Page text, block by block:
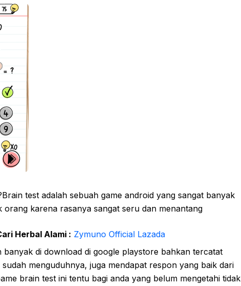
test adalah sebuah game android yang sangat banyak
orang karena rasanya sangat seru dan menantang
Herbal Alami : Zymuno Official Lazada
banyak di download di google playstore bahkan tercatat
sudah menguduhnya, juga mendapat respon yang baik dari
brain test ini tentu bagi anda yang belum mengetahi tidak